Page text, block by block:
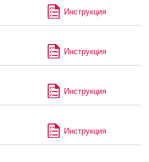
Инструкция
Инструкция
Инструкция
Инструкция